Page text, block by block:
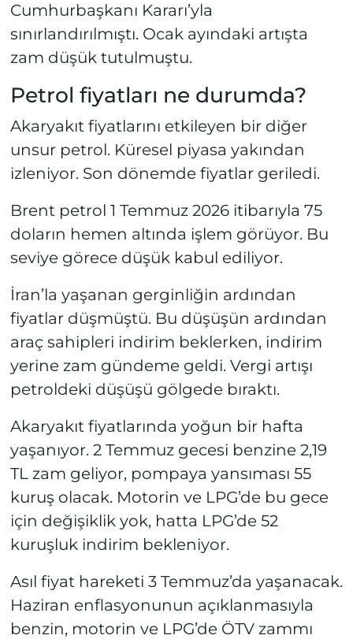
Cumhurbaşkanı Kararı’yla
sınırlandırılmıştı. Ocak ayındaki artışta
zam düşük tutulmuştu.
Petrol fiyatları ne durumda?
Akaryakıt fiyatlarını etkileyen bir diğer
unsur petrol. Küresel piyasa yakından
izleniyor. Son dönemde fiyatlar geriledi.
Brent petrol 1 Temmuz 2026 itibarıyla 75
doların hemen altında işlem görüyor. Bu
seviye görece düşük kabul ediliyor.
İran’la yaşanan gerginliğin ardından
fiyatlar düşmüştü. Bu düşüşün ardından
araç sahipleri indirim beklerken, indirim
yerine zam gündeme geldi. Vergi artışı
petroldeki düşüşü gölgede bıraktı.
Akaryakıt fiyatlarında yoğun bir hafta
yaşanıyor. 2 Temmuz gecesi benzine 2,19
TL zam geliyor, pompaya yansıması 55
kuruş olacak. Motorin ve LPG’de bu gece
için değişiklik yok, hatta LPG’de 52
kuruşluk indirim bekleniyor.
Asıl fiyat hareketi 3 Temmuz’da yaşanacak.
Haziran enflasyonunun açıklanmasıyla
benzin, motorin ve LPG’de ÖTV zammı